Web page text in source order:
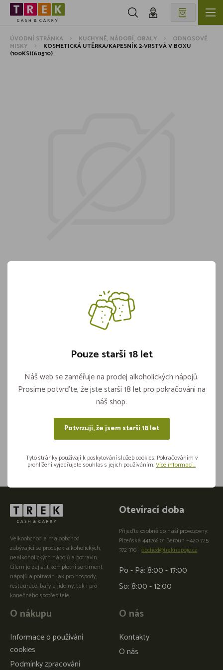
ÚVODNÍ STRÁNKA KUCHYNĚ, NÁDOBÍ, OBALY ODNOSOVÉ
MISKY KOSMETICKÁ UTĚRKA/KAPESNÍK 2-VRSTVÁ V BOXU
(100KS)(60510)
boxu (100ks)(60510)
24,90
ks Vložit do košíku
Sdílejte na sítích
Velkoobchod a maloobchod
zabývající se prodejek alkoholických,
nealkoholických nápojů a potravin.
Cílem je zajistit kompletní sortiment
nápojů a potravin jak pro hospody,
restaurace, bary a jídelny, tak i pro
konečného spotřebitele.
O nákupu
Informace o používání
cookies
Podmínky zpracování
O nás
Kontakty
O nás
Otevírací doba
Přijeďte osobně do naší provozovny:
Plzeňská 441266 01 Beroun +420 725
372 370 -obchod@treknapoje.cz
Po - Pá: 8:00 - 17:00
So: 8:00 - 12:00
Pouze starší 18 let
Náš web se zaměřuje na prodej alkoholických nápojů.
Prosíme potvrďte, že jste starší 18 let pro pokračování na
náš shop.
Potvrzuji, že jsem starší 18 let
Tyto stránky používají k poskytování služeb cookies. Pokračováním v
prohlížení vyjadřujete souhlas s jejich používáním.Více informací...